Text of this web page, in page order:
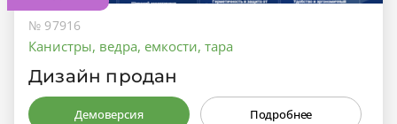
№ 97916
Канистры, ведра, емкости, тара
Дизайн продан
Демоверсия Подробнее